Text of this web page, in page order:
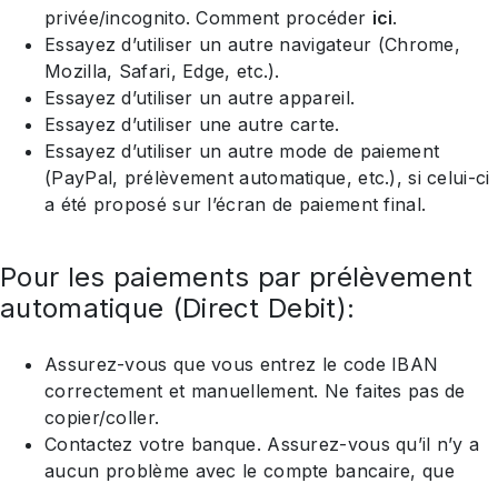
privée/incognito. Comment procéder ici.
Essayez d’utiliser un autre navigateur (Chrome,
Mozilla, Safari, Edge, etc.).
Essayez d’utiliser un autre appareil.
Essayez d’utiliser une autre carte.
Essayez d’utiliser un autre mode de paiement
(PayPal, prélèvement automatique, etc.), si celui-ci
a été proposé sur l’écran de paiement final.
Pour les paiements par prélèvement
automatique (Direct Debit):
Assurez-vous que vous entrez le code IBAN
correctement et manuellement. Ne faites pas de
copier/coller.
Contactez votre banque. Assurez-vous qu’il n’y a
aucun problème avec le compte bancaire, que